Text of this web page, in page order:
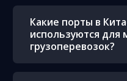
Какие порты в
используются для
грузоперевозок?